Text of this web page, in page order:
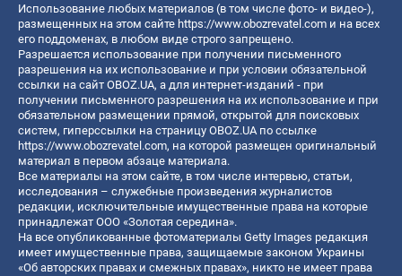
Использование любых материалов (в том числе фото- и видео-),
размещенных на этом сайте https://www.obozrevatel.com и на всех
его поддоменах, в любом виде строго запрещено.
Разрешается использование при получении письменного
разрешения на их использование и при условии обязательной
ссылки на сайт OBOZ.UA, а для интернет-изданий - при
получении письменного разрешения на их использование и при
обязательном размещении прямой, открытой для поисковых
систем, гиперссылки на страницу OBOZ.UA по ссылке
https://www.obozrevatel.com, на которой размещен оригинальный
материал в первом абзаце материала.
Все материалы на этом сайте, в том числе интервью, статьи,
исследования – служебные произведения журналистов
редакции, исключительные имущественные права на которые
принадлежат ООО «Золотая середина».
На все опубликованные фотоматериалы Getty Images редакция
имеет имущественные права, защищаемые законом Украины
«Об авторских правах и смежных правах», никто не имеет права